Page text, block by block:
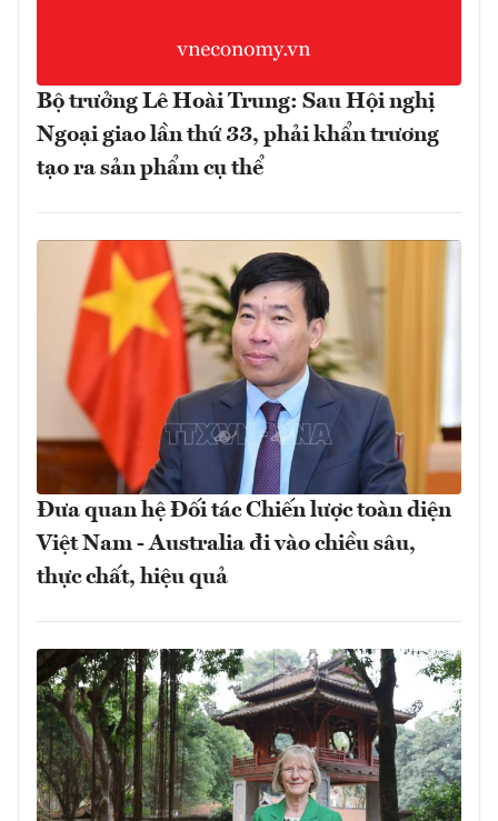
Bộ trưởng Lê Hoài Trung: Sau Hội nghị
Ngoại giao lần thứ 33, phải khẩn trương
tạo ra sản phẩm cụ thể
Đưa quan hệ Đối tác Chiến lược toàn diện
Việt Nam - Australia đi vào chiều sâu,
thực chất, hiệu quả